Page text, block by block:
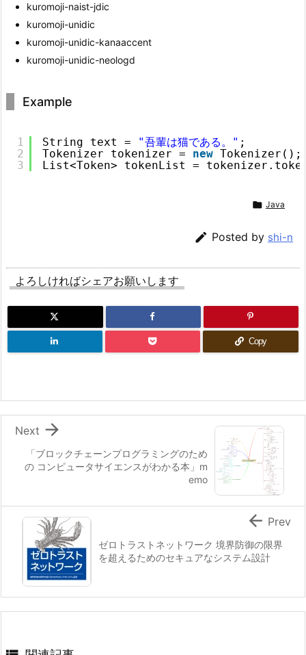
kuromoji-naist-jdic
kuromoji-unidic
kuromoji-unidic-kanaaccent
kuromoji-unidic-neologd
Example
1
2
3
String text = "吾輩は猫である。" ;
Tokenizer tokenizer = new Tokenizer();
List<Token> tokenList =
 Java
 Posted by shi-n
よろしければシェアお願いします
Copy
「ブロックチェーンプログラミングのため
の コンピュータサイエンスがわかる本」m
emo

Next
ゼロトラストネットワーク 境界防御の限界
を超えるためのセキュアなシステム設計
 Prev